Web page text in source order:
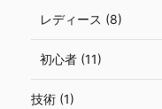
レディース (8)
初心者 (11)
技術 (1)